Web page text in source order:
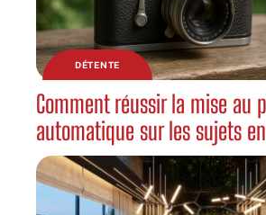
DÉTENTE
Comment réussir la mise au
automatique sur les sujets